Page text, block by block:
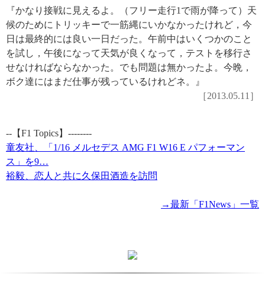
『かなり接戦に見えるよ。（フリー走行1で雨が降って）天
候のためにトリッキーで一筋縄にいかなかったけれど，今
日は最終的には良い一日だった。午前中はいくつかのこと
を試し，午後になって天気が良くなって，テストを移行さ
せなければならなかった。でも問題は無かったよ。今晩，
ボク達にはまだ仕事が残っているけれどネ。』
［2013.05.11］
--【F1 Topics】--------
童友社、「1/16 メルセデス AMG F1 W16 E パフォーマン
ス」を9…
裕毅、恋人と共に久保田酒造を訪問
→最新「F1News」一覧